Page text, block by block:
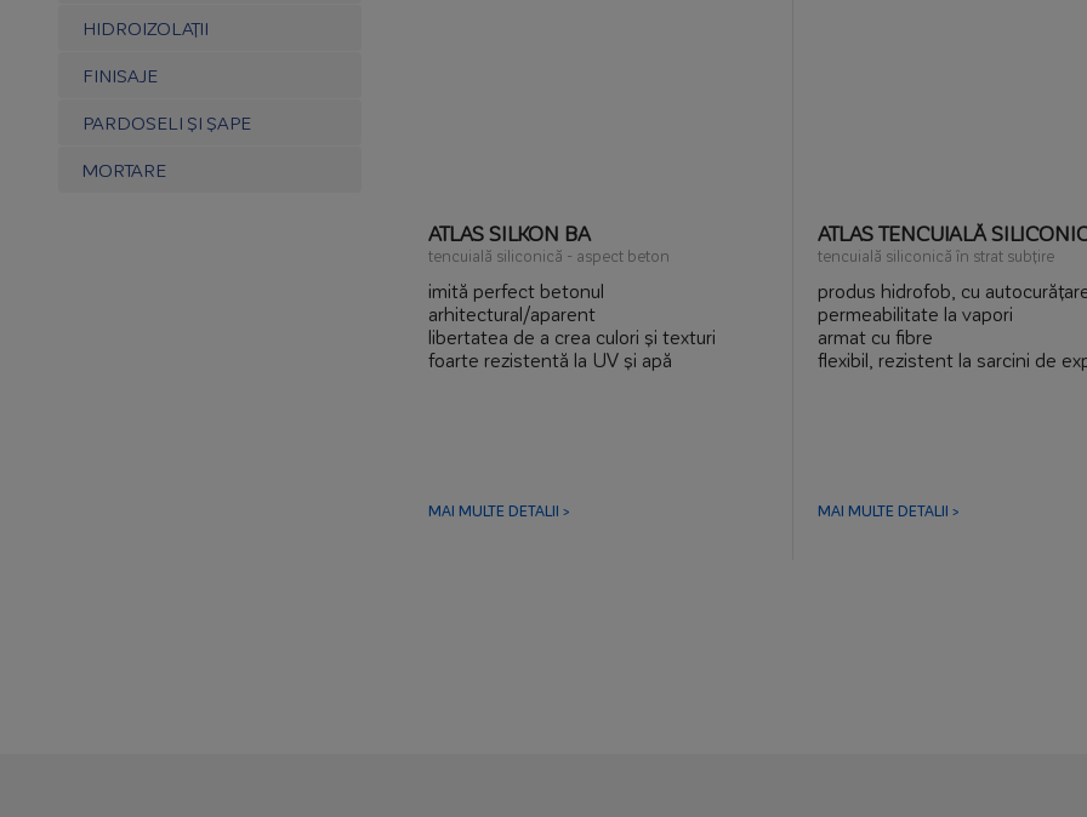
HIDROIZOLAȚII
FINISAJE
PARDOSELI ȘI ȘAPE
MORTARE
ATLAS SILKON BA
tencuială siliconică - aspect beton
imită perfect betonul
arhitectural/aparent
libertatea de a crea culori și texturi
foarte rezistentă la UV și apă
MAI MULTE DETALII >
ATLAS TENCUIALĂ
tencuială siliconică în strat subțire
produs hidrofob, cu
permeabilitate la vapori
armat cu fibre
flexibil, rezistent la sarcini de
MAI MULTE DETALII >